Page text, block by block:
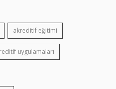
akreditif eğitimi
uygulamaları